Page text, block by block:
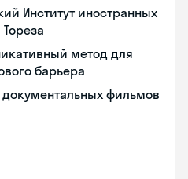
Институт иностранных
метод для
барьера
фильмов